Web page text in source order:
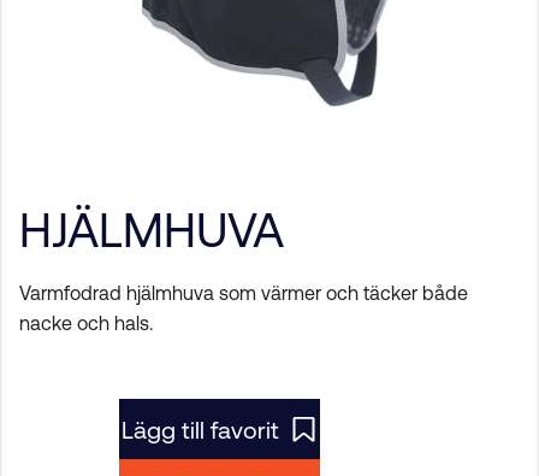
HJÄLMHUVA
Varmfodrad hjälmhuva som värmer och täcker både
nacke och hals.
Lägg till favorit